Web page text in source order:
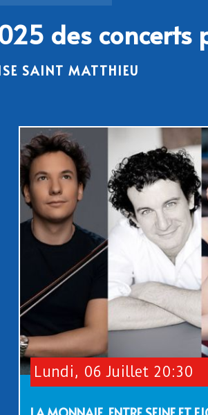
des concerts
SAINT MATTHIEU
Lundi, 06 Juillet 20:30